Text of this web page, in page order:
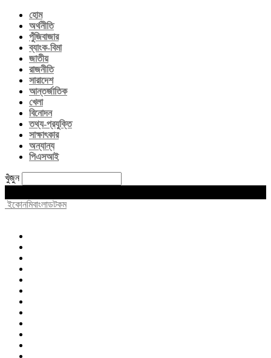
হোম
অর্থনীতি
পুঁজিবাজার
ব্যাংক-বিমা
জাতীয়
রাজনীতি
সারাদেশ
আন্তর্জাতিক
খেলা
বিনোদন
তথ্য-প্রযুক্তি
সাক্ষাৎকার
অন্যান্য
পিএসআই
খুঁজুন
ইকোনমিবাংলাডটকম